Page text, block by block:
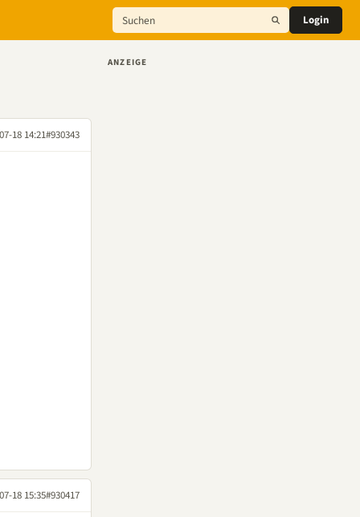
Login
18 14:21#930343
18 15:35#930417
ANZEIGE